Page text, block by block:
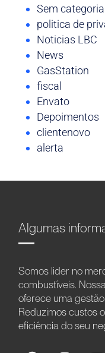
Sem categoria
politica de
Noticias LBC
News
GasStation
fiscal
Envato
Depoimentos
clientenovo
alerta
Algumas
Somos líder no
combustíveis.
oferece uma
Reduzimos custos
eficiência do seu